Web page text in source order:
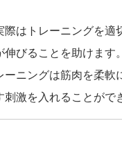
際はトレーニングを適
伸びることを助けます。
ーニングは筋肉を柔軟
刺激を入れることがで